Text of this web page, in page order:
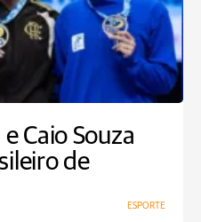
Caio Souza
de
ESPORTE